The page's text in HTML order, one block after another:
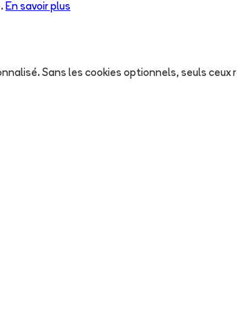
En savoir plus
Sans les cookies optionnels, seuls